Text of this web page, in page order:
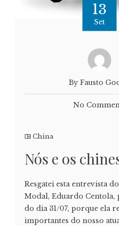
13
Set
By Fausto
No
China
Nós e os
Resgatei esta entrevista
Modal, Eduardo Centola,
do dia 31/07, porque ela
importantes do nosso